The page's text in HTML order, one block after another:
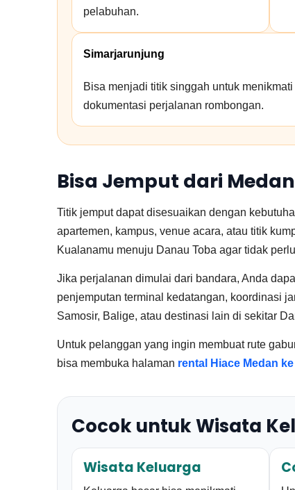
pelabuhan.
Simarjarunjung
Bisa menjadi titik singgah untuk
dokumentasi perjalanan rombongan.
Bisa Jemput dari
Titik jemput dapat disesuaikan dengan
apartemen, kampus, venue acara, atau titik
Kualanamu menuju Danau Toba agar tidak
Jika perjalanan dimulai dari bandara, Anda
penjemputan terminal kedatangan, koordinasi
Samosir, Balige, atau destinasi lain di sekitar
Untuk pelanggan yang ingin membuat rute
bisa membuka halaman rental Hiace Medan
Cocok untuk Wisata
Wisata Keluarga